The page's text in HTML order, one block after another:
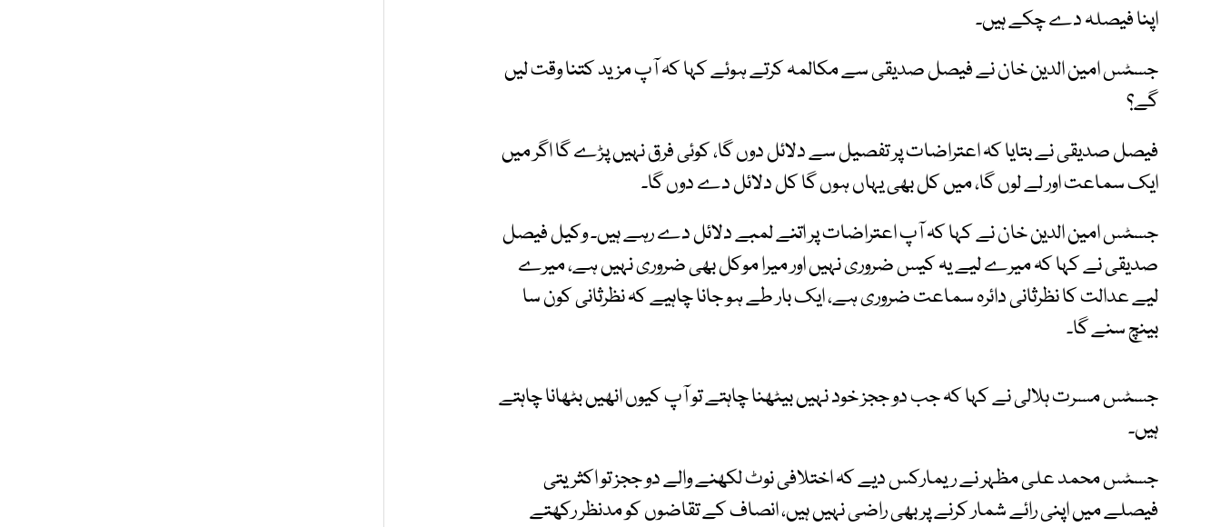
اپنا فیصلہ دے چکے ہیں۔
جسٹس امین الدین خان نے فیصل صدیقی سے مکالمہ کرتے ہوئے کہا کہ آپ مزید کتنا وقت لیں
گے؟
فیصل صدیقی نے بتایا کہ اعتراضات پر تفصیل سے دلائل دوں گا، کوئی فرق نہیں پڑے گا اگر میں
ایک سماعت اور لے لوں گا، میں کل بھی یہاں ہوں گا کل دلائل دے دوں گا۔
جسٹس امین الدین خان نے کہا کہ آپ اعتراضات پر اتنے لمبے دلائل دے رہے ہیں۔ وکیل فیصل
صدیقی نے کہا کہ میرے لیے یہ کیس ضروری نہیں اور میرا موکل بھی ضروری نہیں ہے، میرے
لیے عدالت کا نظرثانی دائرہ سماعت ضروری ہے، ایک بار طے ہو جانا چاہیے کہ نظرثانی کون سا
بینچ سنے گا۔
جسٹس مسرت ہلالی نے کہا کہ جب دو ججز خود نہیں بیٹھنا چاہتے تو آپ کیوں انھیں بٹھانا چاہتے
ہیں۔
جسٹس محمد علی مظہر نے ریمارکس دیے کہ اختلافی نوٹ لکھنے والے دو ججز تو اکثریتی
فیصلے میں اپنی رائے شمار کرنے پر بھی راضی نہیں ہیں، انصاف کے تقاضوں کو مدنظر رکھتے